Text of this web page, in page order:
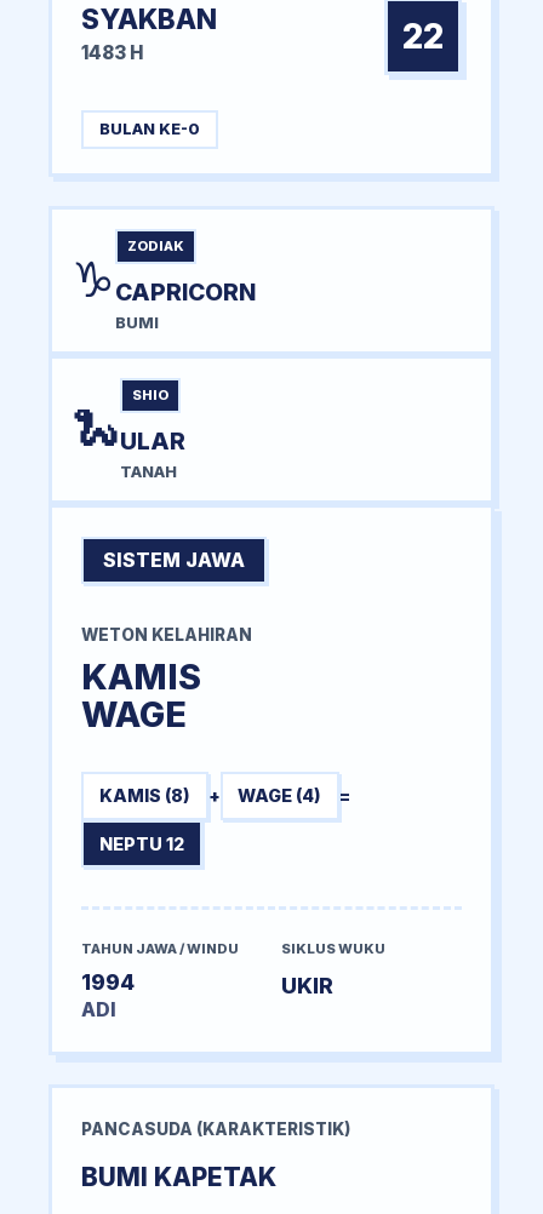
SYAKBAN
1483 H 22
BULAN KE-0
♑
ZODIAK
CAPRICORN
BUMI
🐍
SHIO
ULAR
TANAH
SISTEM JAWA
WETON KELAHIRAN
KAMIS
WAGE
KAMIS (8) + WAGE (4) =
NEPTU 12
TAHUN JAWA / WINDU
1994
ADI
SIKLUS WUKU
UKIR
PANCASUDA (KARAKTERISTIK)
BUMI KAPETAK